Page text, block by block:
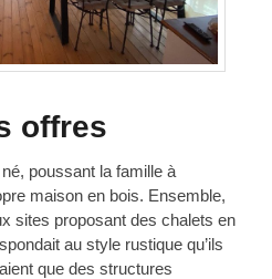
offres
poussant la famille à
maison en bois. Ensemble,
sites proposant des chalets en
au style rustique qu’ils
que des structures